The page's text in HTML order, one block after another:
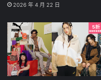
2026 年 4 月 22 日